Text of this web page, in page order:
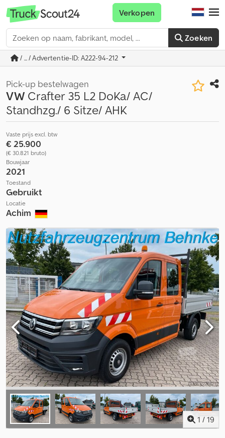
Zoeken
Verkopen
/ ... / Advertentie-ID: A222-94-212
Pick-up bestelwagen
VW Crafter 35 L2 DoKa/ AC/
Standhzg./ 6 Sitze/ AHK
Vaste prijs excl. btw
€ 25.900
(€ 30.821 bruto)
Bouwjaar
2021
Toestand
Gebruikt
Locatie
Achim
1 / 19